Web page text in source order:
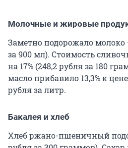
Молочные и жировые
Заметно подорожало молоко
за 900 мл). Стоимость
на 17% (248,2 рубля за 180
масло прибавило 13,3% к
рубля за литр.
Бакалея и хлеб
Хлеб ржано-пшеничный